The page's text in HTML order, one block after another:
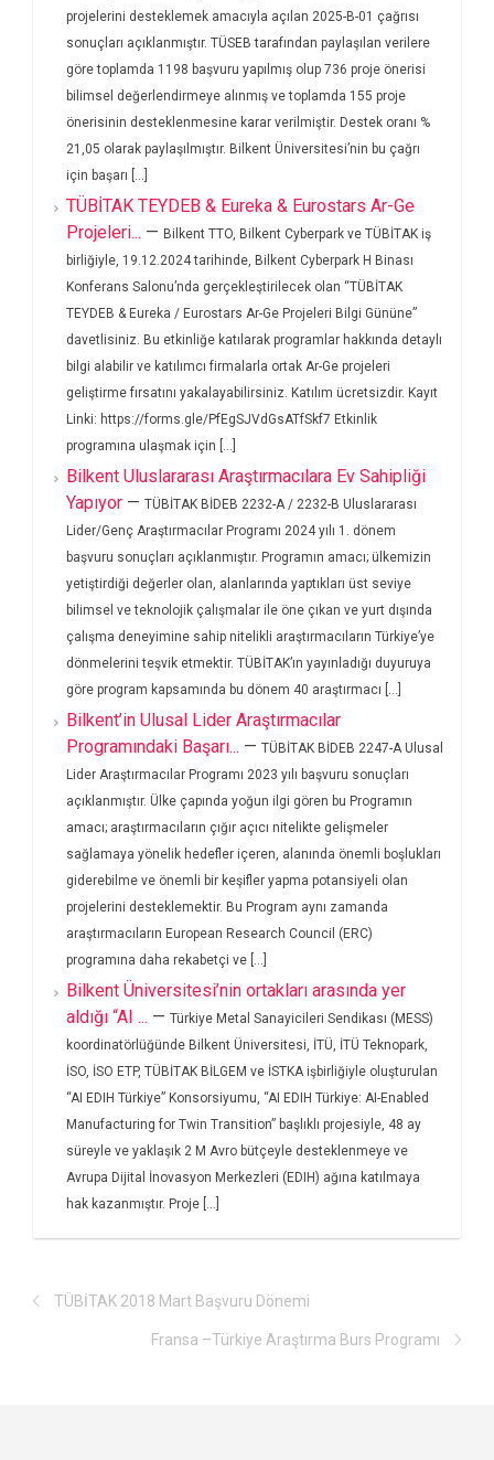
projelerini desteklemek amacıyla açılan 2025-B-01 çağrısı
sonuçları açıklanmıştır. TÜSEB tarafından paylaşılan verilere
göre toplamda 1198 başvuru yapılmış olup 736 proje önerisi
bilimsel değerlendirmeye alınmış ve toplamda 155 proje
önerisinin desteklenmesine karar verilmiştir. Destek oranı %
21,05 olarak paylaşılmıştır. Bilkent Üniversitesi’nin bu çağrı
için başarı [...]
TÜBİTAK TEYDEB & Eureka & Eurostars Ar-Ge
Projeleri... — Bilkent TTO, Bilkent Cyberpark ve TÜBİTAK iş
birliğiyle, 19.12.2024 tarihinde, Bilkent Cyberpark H Binası
Konferans Salonu’nda gerçekleştirilecek olan “TÜBİTAK
TEYDEB & Eureka / Eurostars Ar-Ge Projeleri Bilgi Gününe”
davetlisiniz. Bu etkinliğe katılarak programlar hakkında detaylı
bilgi alabilir ve katılımcı firmalarla ortak Ar-Ge projeleri
geliştirme fırsatını yakalayabilirsiniz. Katılım ücretsizdir. Kayıt
Linki: https://forms.gle/PfEgSJVdGsATfSkf7 Etkinlik
programına ulaşmak için [...]
Bilkent Uluslararası Araştırmacılara Ev Sahipliği
Yapıyor — TÜBİTAK BİDEB 2232-A / 2232-B Uluslararası
Lider/Genç Araştırmacılar Programı 2024 yılı 1. dönem
başvuru sonuçları açıklanmıştır. Programın amacı; ülkemizin
yetiştirdiği değerler olan, alanlarında yaptıkları üst seviye
bilimsel ve teknolojik çalışmalar ile öne çıkan ve yurt dışında
çalışma deneyimine sahip nitelikli araştırmacıların Türkiye’ye
dönmelerini teşvik etmektir. TÜBİTAK’ın yayınladığı duyuruya
göre program kapsamında bu dönem 40 araştırmacı [...]
Bilkent’in Ulusal Lider Araştırmacılar
Programındaki Başarı... — TÜBİTAK BİDEB 2247-A Ulusal
Lider Araştırmacılar Programı 2023 yılı başvuru sonuçları
açıklanmıştır. Ülke çapında yoğun ilgi gören bu Programın
amacı; araştırmacıların çığır açıcı nitelikte gelişmeler
sağlamaya yönelik hedefler içeren, alanında önemli boşlukları
giderebilme ve önemli bir keşifler yapma potansiyeli olan
projelerini desteklemektir. Bu Program aynı zamanda
araştırmacıların European Research Council (ERC)
programına daha rekabetçi ve [...]
Bilkent Üniversitesi’nin ortakları arasında yer
aldığı “AI ... — Türkiye Metal Sanayicileri Sendikası (MESS)
koordinatörlüğünde Bilkent Üniversitesi, İTÜ, İTÜ Teknopark,
İSO, İSO ETP, TÜBİTAK BİLGEM ve İSTKA işbirliğiyle oluşturulan
“AI EDIH Türkiye” Konsorsiyumu, “AI EDIH Türkiye: AI-Enabled
Manufacturing for Twin Transition” başlıklı projesiyle, 48 ay
süreyle ve yaklaşık 2 M Avro bütçeyle desteklenmeye ve
Avrupa Dijital İnovasyon Merkezleri (EDIH) ağına katılmaya
hak kazanmıştır. Proje [...]
TÜBİTAK 2018 Mart Başvuru Dönemi
Fransa –Türkiye Araştırma Burs Programı